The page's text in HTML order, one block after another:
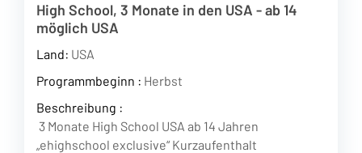
High School, 3 Monate in den USA - ab 14
möglich USA
Land: USA
Programmbeginn : Herbst
Beschreibung :
3 Monate High School USA ab 14 Jahren
„ehighschool exclusive“ Kurzaufenthalt